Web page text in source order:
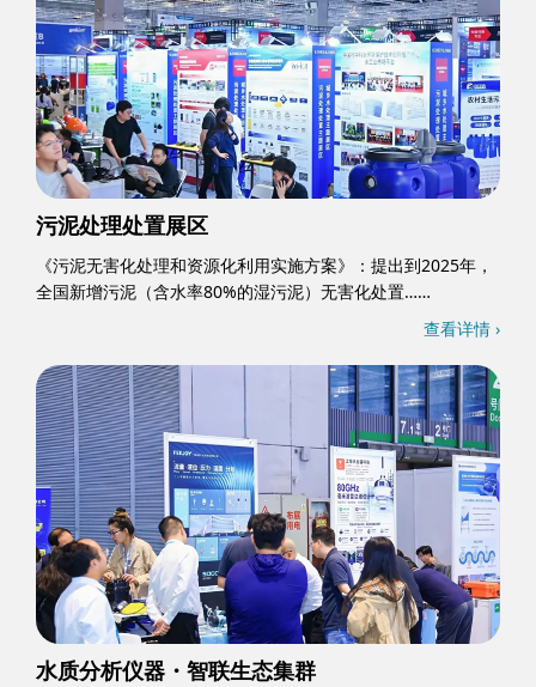
污泥处理处置展区
《污泥无害化处理和资源化利用实施方案》：提出到2025年，
全国新增污泥（含水率80%的湿污泥）无害化处置……
查看详情 ›
水质分析仪器・智联生态集群